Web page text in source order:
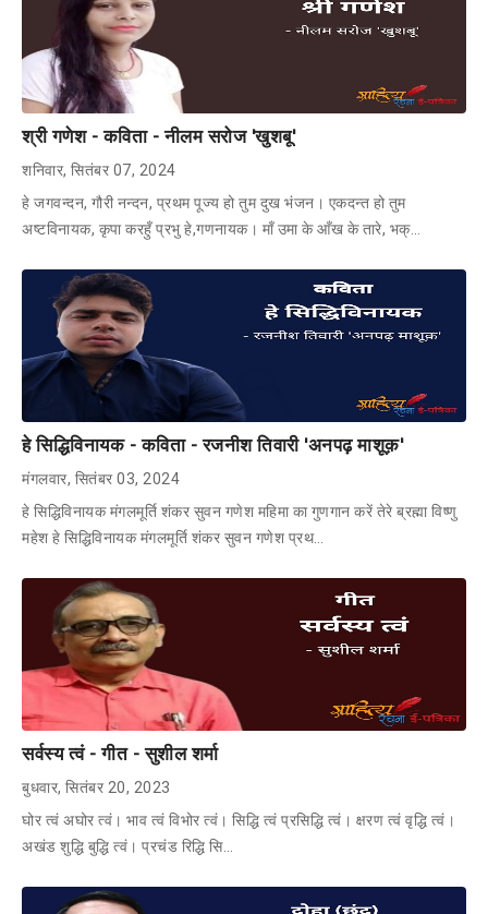
श्री गणेश - कविता - नीलम सरोज 'खुशबू'
शनिवार, सितंबर 07, 2024
हे जगवन्दन, गौरी नन्दन, प्रथम पूज्य हो तुम दुख भंजन। एकदन्त हो तुम
अष्टविनायक, कृपा करहुँ प्रभु हे,गणनायक। माँ उमा के आँख के तारे, भक्…
हे सिद्धिविनायक - कविता - रजनीश तिवारी 'अनपढ़ माशूक़'
मंगलवार, सितंबर 03, 2024
हे सिद्धिविनायक मंगलमूर्ति शंकर सुवन गणेश महिमा का गुणगान करें तेरे ब्रह्मा विष्णु
महेश हे सिद्धिविनायक मंगलमूर्ति शंकर सुवन गणेश प्रथ…
सर्वस्य त्वं - गीत - सुशील शर्मा
बुधवार, सितंबर 20, 2023
घोर त्वं अघोर त्वं। भाव त्वं विभोर त्वं। सिद्धि त्वं प्रसिद्धि त्वं। क्षरण त्वं वृद्धि त्वं।
अखंड शुद्धि बुद्धि त्वं। प्रचंड रिद्धि सि…